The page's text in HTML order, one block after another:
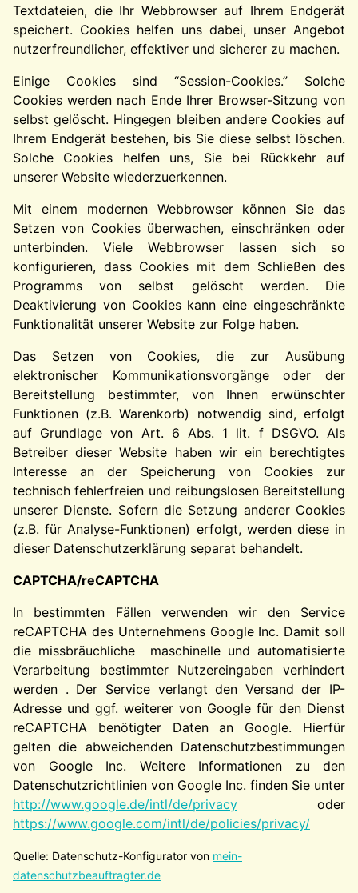
Textdateien, die Ihr Webbrowser auf Ihrem Endgerät
speichert. Cookies helfen uns dabei, unser Angebot
nutzerfreundlicher, effektiver und sicherer zu machen.
Einige Cookies sind “Session-Cookies.” Solche
Cookies werden nach Ende Ihrer Browser-Sitzung von
selbst gelöscht. Hingegen bleiben andere Cookies auf
Ihrem Endgerät bestehen, bis Sie diese selbst löschen.
Solche Cookies helfen uns, Sie bei Rückkehr auf
unserer Website wiederzuerkennen.
Mit einem modernen Webbrowser können Sie das
Setzen von Cookies überwachen, einschränken oder
unterbinden. Viele Webbrowser lassen sich so
konfigurieren, dass Cookies mit dem Schließen des
Programms von selbst gelöscht werden. Die
Deaktivierung von Cookies kann eine eingeschränkte
Funktionalität unserer Website zur Folge haben.
Das Setzen von Cookies, die zur Ausübung
elektronischer Kommunikationsvorgänge oder der
Bereitstellung bestimmter, von Ihnen erwünschter
Funktionen (z.B. Warenkorb) notwendig sind, erfolgt
auf Grundlage von Art. 6 Abs. 1 lit. f DSGVO. Als
Betreiber dieser Website haben wir ein berechtigtes
Interesse an der Speicherung von Cookies zur
technisch fehlerfreien und reibungslosen Bereitstellung
unserer Dienste. Sofern die Setzung anderer Cookies
(z.B. für Analyse-Funktionen) erfolgt, werden diese in
dieser Datenschutzerklärung separat behandelt.
CAPTCHA/reCAPTCHA
In bestimmten Fällen verwenden wir den Service
reCAPTCHA des Unternehmens Google Inc. Damit soll
die missbräuchliche maschinelle und automatisierte
Verarbeitung bestimmter Nutzereingaben verhindert
werden . Der Service verlangt den Versand der IP-
Adresse und ggf. weiterer von Google für den Dienst
reCAPTCHA benötigter Daten an Google. Hierfür
gelten die abweichenden Datenschutzbestimmungen
von Google Inc. Weitere Informationen zu den
Datenschutzrichtlinien von Google Inc. finden Sie unter
http://www.google.de/intl/de/privacy oder
https://www.google.com/intl/de/policies/privacy/
Quelle: Datenschutz-Konfigurator von mein-
datenschutzbeauftragter.de